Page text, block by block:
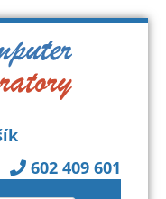
602 409 601